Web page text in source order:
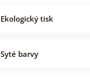
Ekologický tisk
Syté barvy